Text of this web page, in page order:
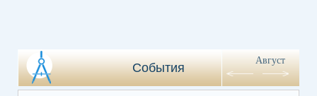
События
Август